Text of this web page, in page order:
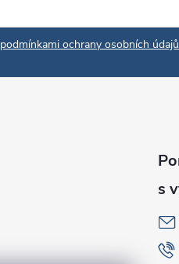
podmínkami ochrany osobních údajů